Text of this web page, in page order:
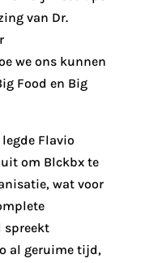
van Dr.
we ons kunnen
Food en Big
Flavio
om Blckbx te
wat voor
spreekt
al geruime tijd,